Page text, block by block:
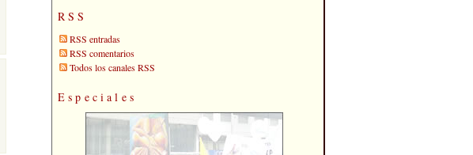
RSS
RSS entradas
RSS comentarios
Todos los canales RSS
Especiales